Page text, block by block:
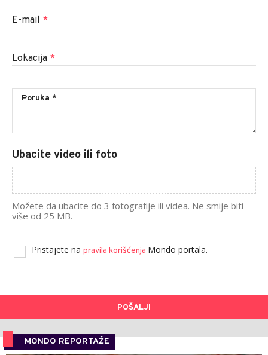
E-mail *
Lokacija *
Ubacite video ili foto
Možete da ubacite do 3 fotografije ili videa. Ne smije biti
više od 25 MB.
Pristajete na pravila korišćenja Mondo portala.
POŠALJI
MONDO REPORTAŽE